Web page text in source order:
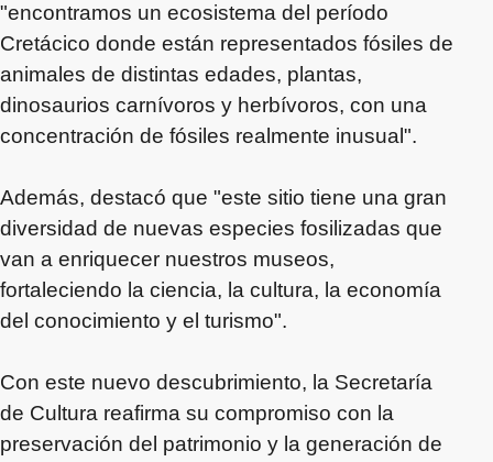
"encontramos un ecosistema del período
Cretácico donde están representados fósiles de
animales de distintas edades, plantas,
dinosaurios carnívoros y herbívoros, con una
concentración de fósiles realmente inusual".
Además, destacó que "este sitio tiene una gran
diversidad de nuevas especies fosilizadas que
van a enriquecer nuestros museos,
fortaleciendo la ciencia, la cultura, la economía
del conocimiento y el turismo".
Con este nuevo descubrimiento, la Secretaría
de Cultura reafirma su compromiso con la
preservación del patrimonio y la generación de